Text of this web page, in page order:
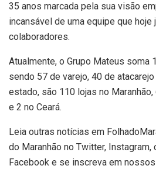
35 anos marcada pela sua visão
incansável de uma equipe que hoje
colaboradores.
Atualmente, o Grupo Mateus soma
sendo 57 de varejo, 40 de
estado, são 110 lojas no
e 2 no Ceará.
Leia outras notícias em
do Maranhão no Twitter, Instagram,
Facebook e se inscreva em